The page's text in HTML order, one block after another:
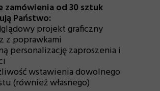
zamówienia od 30 sztuk
Państwo:
projekt graficzny
z poprawkami
personalizację zaproszenia i
wstawienia dowolnego
(również własnego)